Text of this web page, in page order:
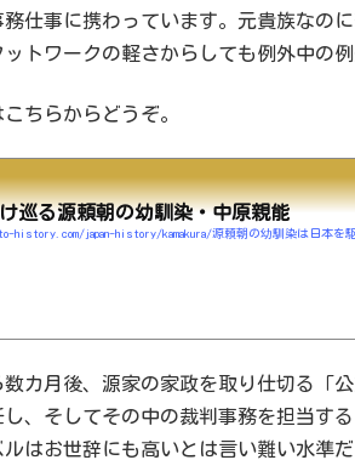
仕事に携わっています。元貴族なの
トワークの軽さからしても例外中の例
ちらからどうぞ。
巡る源頼朝の幼馴染・中原親能
カ月後、源家の家政を取り仕切る「
、そしてその中の裁判事務を担当す
はお世辞にも高いとは言い難い水準